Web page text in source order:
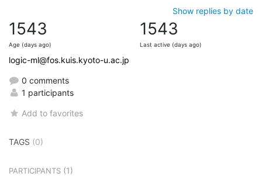
Show replies by date
1543
Age (days ago)
1543
Last active (days ago)
logic-ml@fos.kuis.kyoto-u.ac.jp
0 comments
1 participants
Add to favorites
TAGS (0)
PARTICIPANTS (1)